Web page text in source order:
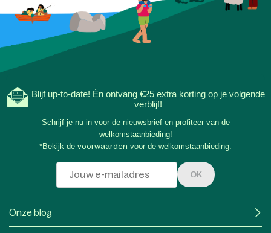
Blijf up-to-date! Én ontvang €25 extra korting op je volgende
verblijf!
Schrijf je nu in voor de nieuwsbrief en profiteer van de
welkomstaanbieding!
*Bekijk de voorwaarden voor de welkomstaanbieding.
OK
Onze blog